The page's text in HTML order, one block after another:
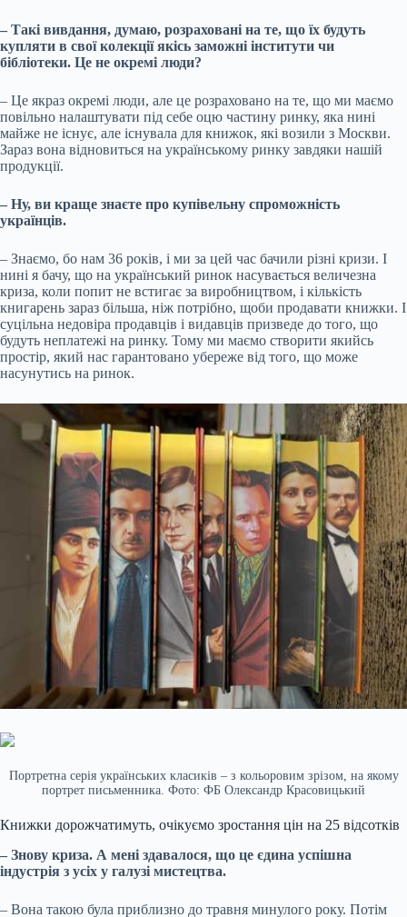
– Такі вивдання, думаю, розраховані на те, що їх будуть
купляти в свої колекції якісь заможні інститути чи
бібліотеки. Це не окремі люди?
– Це якраз окремі люди, але це розраховано на те, що ми маємо
повільно налаштувати під себе оцю частину ринку, яка нині
майже не існує, але існувала для книжок, які возили з Москви.
Зараз вона відновиться на українському ринку завдяки нашій
продукції.
– Ну, ви краще знаєте про купівельну спроможність
українців.
– Знаємо, бо нам 36 років, і ми за цей час бачили різні кризи. І
нині я бачу, що на український ринок насувається величезна
криза, коли попит не встигає за виробництвом, і кількість
книгарень зараз більша, ніж потрібно, щоби продавати книжки. І
суцільна недовіра продавців і видавців призведе до того, що
будуть неплатежі на ринку. Тому ми маємо створити якийсь
простір, який нас гарантовано убереже від того, що може
насунутись на ринок.
Портретна серія українських класиків – з кольоровим зрізом, на якому
портрет письменника. Фото: ФБ Олександр Красовицький
Книжки дорожчатимуть, очікуємо зростання цін на 25 відсотків
– Знову криза. А мені здавалося, що це єдина успішна
індустрія з усіх у галузі мистецтва.
– Вона такою була приблизно до травня минулого року. Потім